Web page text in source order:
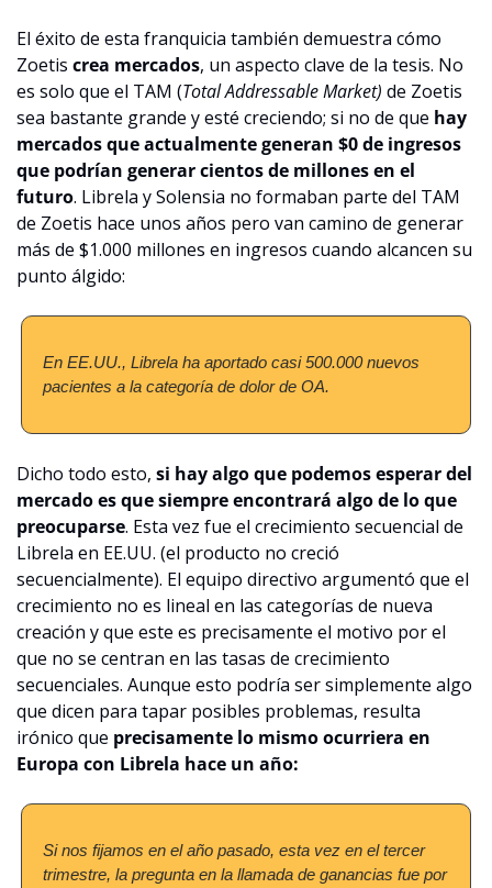
El éxito de esta franquicia también demuestra cómo
Zoetis crea mercados, un aspecto clave de la tesis. No
es solo que el TAM (Total Addressable Market) de Zoetis
sea bastante grande y esté creciendo; si no de que hay
mercados que actualmente generan $0 de ingresos
que podrían generar cientos de millones en el
futuro. Librela y Solensia no formaban parte del TAM
de Zoetis hace unos años pero van camino de generar
más de $1.000 millones en ingresos cuando alcancen su
punto álgido:
En EE.UU., Librela ha aportado casi 500.000 nuevos
pacientes a la categoría de dolor de OA.
Dicho todo esto, si hay algo que podemos esperar del
mercado es que siempre encontrará algo de lo que
preocuparse. Esta vez fue el crecimiento secuencial de
Librela en EE.UU. (el producto no creció
secuencialmente). El equipo directivo argumentó que el
crecimiento no es lineal en las categorías de nueva
creación y que este es precisamente el motivo por el
que no se centran en las tasas de crecimiento
secuenciales. Aunque esto podría ser simplemente algo
que dicen para tapar posibles problemas, resulta
irónico que precisamente lo mismo ocurriera en
Europa con Librela hace un año:
Si nos fijamos en el año pasado, esta vez en el tercer
trimestre, la pregunta en la llamada de ganancias fue por